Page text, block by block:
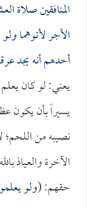
المنافقين صلاة
الأجر لأتوهما
أحدهم أنه يجد
يعني: لو كان
يسيراً بأن يكون
نصيبه من اللحم؛
الآخرة والعياذ
حقهم: (ولو